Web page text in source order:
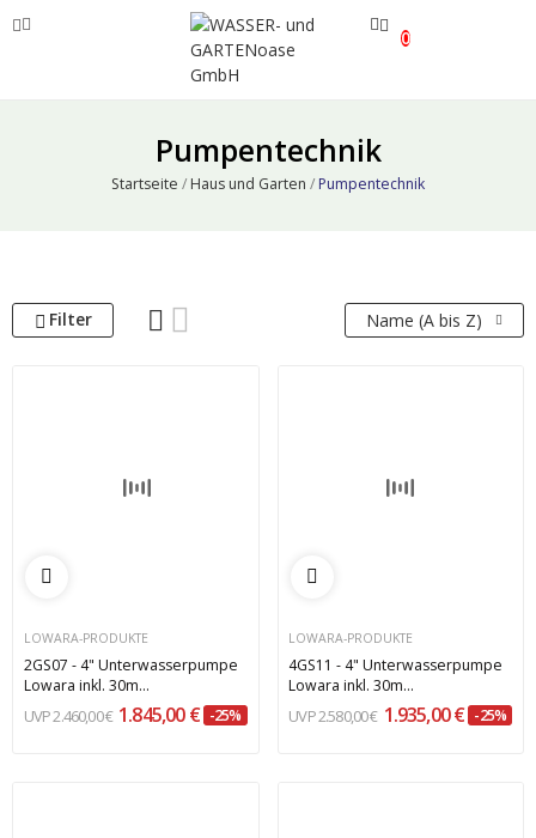
0
Pumpentechnik
Startseite Haus und Garten Pumpentechnik
Filter Name (A bis Z)
LOWARA-PRODUKTE
2GS07 - 4" Unterwasserpumpe
Lowara inkl. 30m...
2.460,00 € 1.845,00 € -25%
LOWARA-PRODUKTE
4GS11 - 4" Unterwasserpumpe
Lowara inkl. 30m...
2.580,00 € 1.935,00 € -25%